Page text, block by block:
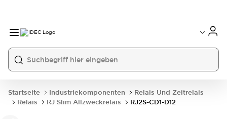
Startseite Industriekomponenten
Relais Und Zeitrelais
Relais
RJ Slim Allzweckrelais RJ2S-CD1-D12